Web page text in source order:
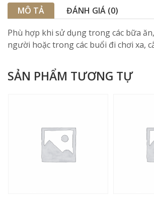
MÔ TẢ
ĐÁNH GIÁ (0)
Phù hợp khi sử dụng trong các bữa
người hoặc trong các buổi đi chơi xa,
SẢN PHẨM TƯƠNG TỰ